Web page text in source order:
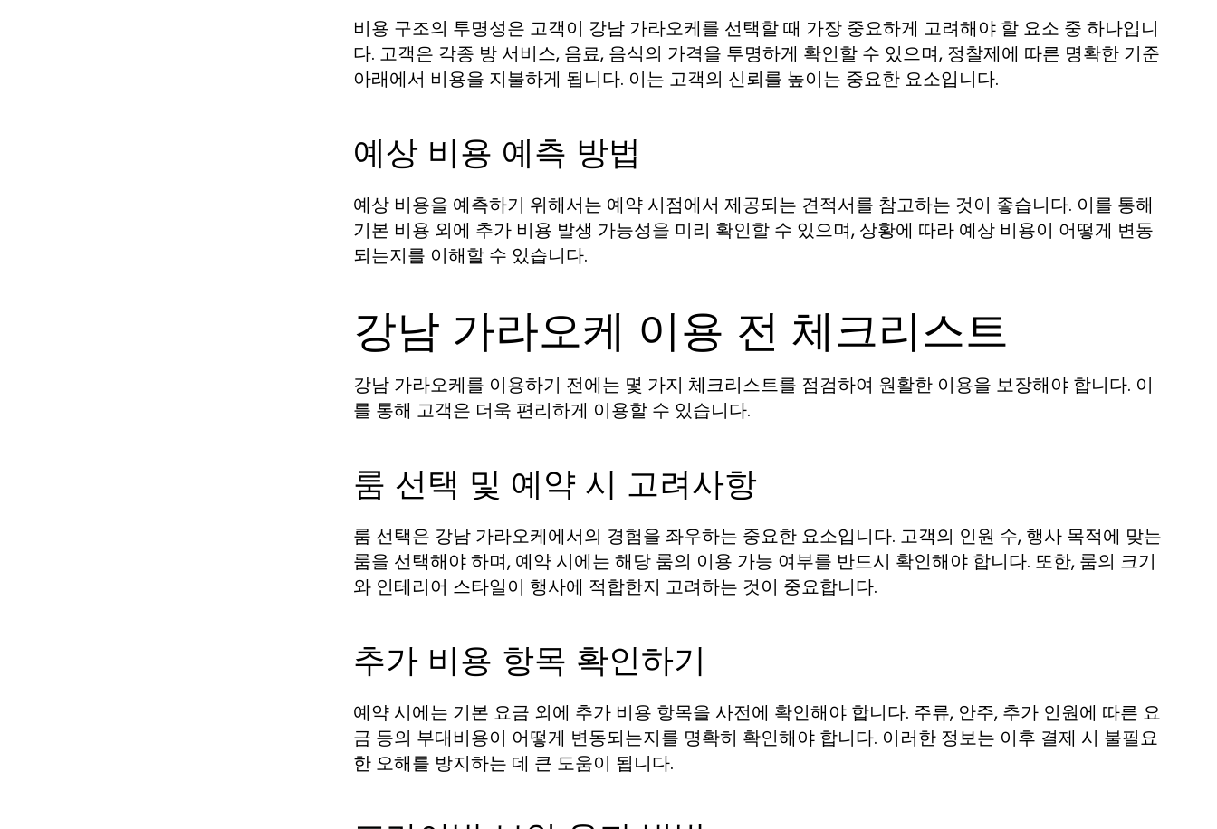
비용 구조의 투명성은 고객이 강남 가라오케를 선택할 때 가장 중요하게 고려해야 할 요소 중 하나입니
다. 고객은 각종 방 서비스, 음료, 음식의 가격을 투명하게 확인할 수 있으며, 정찰제에 따른 명확한 기준
아래에서 비용을 지불하게 됩니다. 이는 고객의 신뢰를 높이는 중요한 요소입니다.
예상 비용 예측 방법
예상 비용을 예측하기 위해서는 예약 시점에서 제공되는 견적서를 참고하는 것이 좋습니다. 이를 통해
기본 비용 외에 추가 비용 발생 가능성을 미리 확인할 수 있으며, 상황에 따라 예상 비용이 어떻게 변동
되는지를 이해할 수 있습니다.
강남 가라오케 이용 전 체크리스트
강남 가라오케를 이용하기 전에는 몇 가지 체크리스트를 점검하여 원활한 이용을 보장해야 합니다. 이
를 통해 고객은 더욱 편리하게 이용할 수 있습니다.
룸 선택 및 예약 시 고려사항
룸 선택은 강남 가라오케에서의 경험을 좌우하는 중요한 요소입니다. 고객의 인원 수, 행사 목적에 맞는
룸을 선택해야 하며, 예약 시에는 해당 룸의 이용 가능 여부를 반드시 확인해야 합니다. 또한, 룸의 크기
와 인테리어 스타일이 행사에 적합한지 고려하는 것이 중요합니다.
추가 비용 항목 확인하기
예약 시에는 기본 요금 외에 추가 비용 항목을 사전에 확인해야 합니다. 주류, 안주, 추가 인원에 따른 요
금 등의 부대비용이 어떻게 변동되는지를 명확히 확인해야 합니다. 이러한 정보는 이후 결제 시 불필요
한 오해를 방지하는 데 큰 도움이 됩니다.